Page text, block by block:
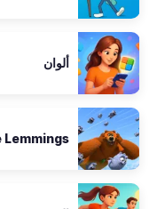
ألوان
Lemmings